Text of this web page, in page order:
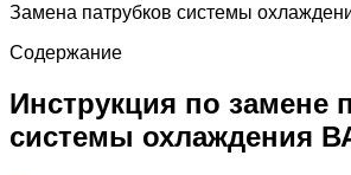
Замена патрубков системы
Содержание
Инструкция по замене
системы охлаждения